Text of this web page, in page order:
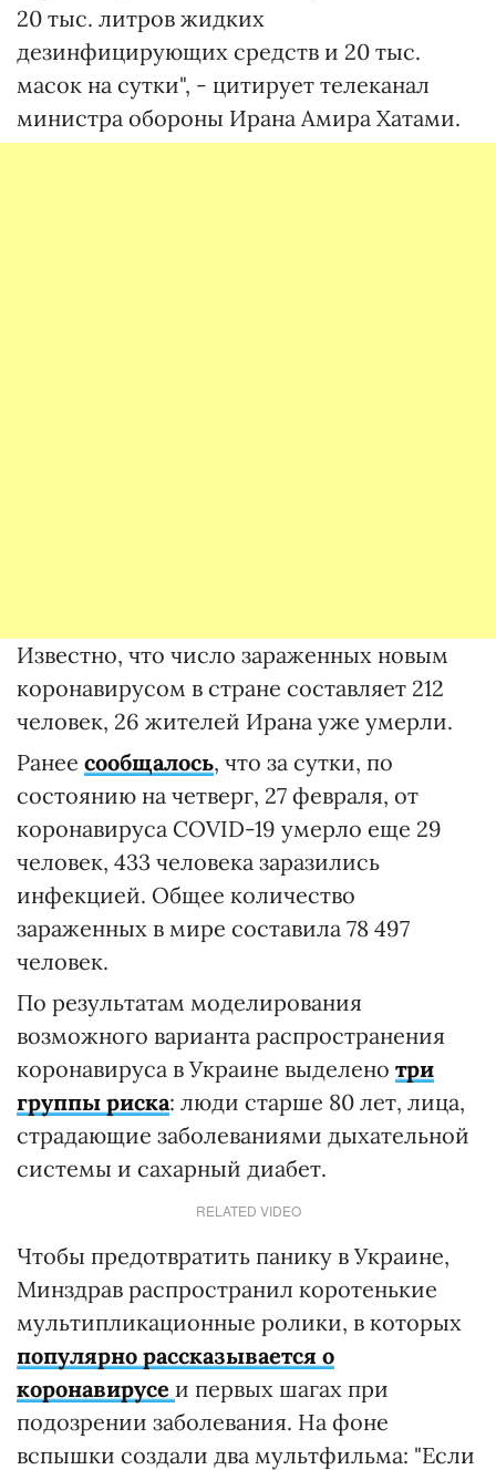
20 тыс. литров жидких
дезинфицирующих средств и 20 тыс.
масок на сутки", - цитирует телеканал
министра обороны Ирана Амира Хатами.
Известно, что число зараженных новым
коронавирусом в стране составляет 212
человек, 26 жителей Ирана уже умерли.
Ранее сообщалось, что за сутки, по
состоянию на четверг, 27 февраля, от
коронавируса COVID-19 умерло еще 29
человек, 433 человека заразились
инфекцией. Общее количество
зараженных в мире составила 78 497
человек.
По результатам моделирования
возможного варианта распространения
коронавируса в Украине выделено три
группы риска: люди старше 80 лет, лица,
страдающие заболеваниями дыхательной
системы и сахарный диабет.
RELATED VIDEO
Чтобы предотвратить панику в Украине,
Минздрав распространил коротенькие
мультипликационные ролики, в которых
популярно рассказывается о
коронавирусе и первых шагах при
подозрении заболевания. На фоне
вспышки создали два мультфильма: "Если